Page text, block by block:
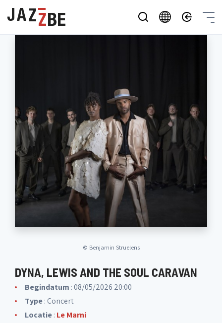
© Benjamin Struelens
DYNA, LEWIS AND THE SOUL CARAVAN
Begindatum : 08/05/2026 20:00
Type: Concert
Locatie: Le Marni